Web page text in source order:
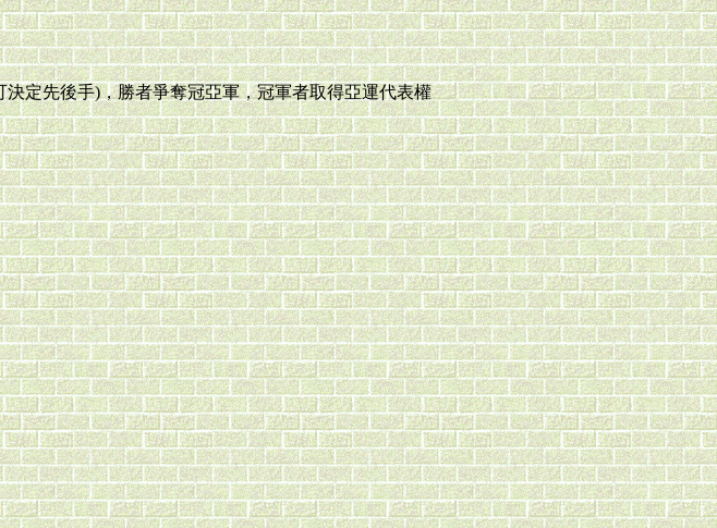
定先後手)，勝者爭奪冠亞軍，冠軍者取得亞運代表權